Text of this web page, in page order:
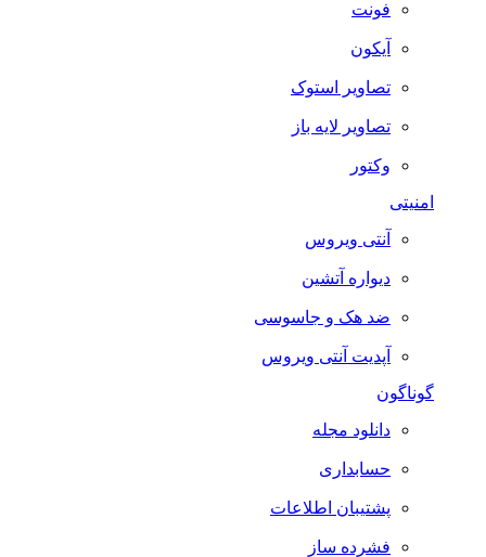
فونت
آیکون
تصاویر استوک
تصاویر لایه باز
وکتور
آنتی ویروس
دیواره آتشین
ضد هک و جاسوسی
آپدیت آنتی ویروس
گوناگون
دانلود مجله
حسابداری
پشتیبان اطلاعات
فشرده ساز